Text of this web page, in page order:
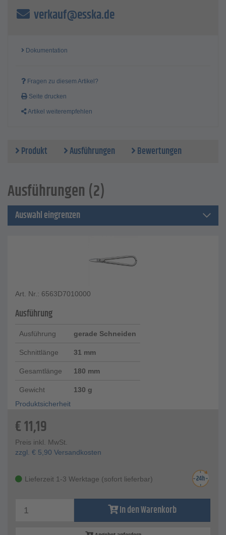
verkauf@esska.de
Dokumentation
Fragen zu diesem Artikel?
Seite drucken
Artikel weiterempfehlen
Produkt Ausführungen Bewertungen
Ausführungen (2)
Auswahl eingrenzen
Art. Nr.: 6563D7010000
Ausführung
Ausführung gerade Schneiden
Schnittlänge 31 mm
Gesamtlänge 180 mm
Gewicht
130 g
Produktsicherheit
€11,19
Preis inkl. MwSt.
zzgl. € 5,90 Versandkosten
Lieferzeit 1-3 Werktage (sofort lieferbar)
In den Warenkorb